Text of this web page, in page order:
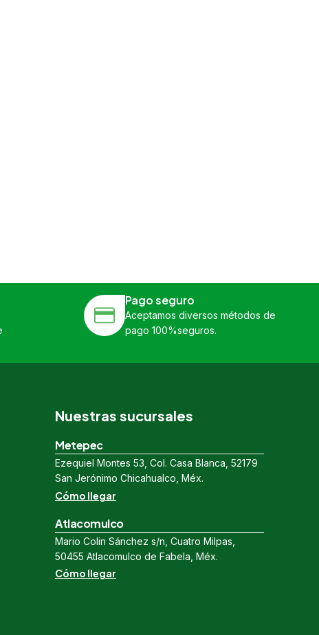
Pago seguro
Aceptamos diversos métodos de
pago 100%seguros.
Nuestras sucursales
Metepec
Ezequiel Montes 53, Col. Casa Blanca, 52179
San Jerónimo Chicahualco, Méx.
Cómo llegar
Atlacomulco
Mario Colin Sánchez s/n, Cuatro Milpas,
50455 Atlacomulco de Fabela, Méx.
Cómo llegar